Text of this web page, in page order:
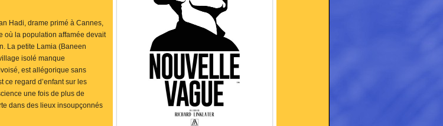
Hadi, drame primé à Cannes,
où la population affamée devait
La petite Lamia (Baneen
isolé manque
est allégorique sans
ce regard d’enfant sur les
une fois de plus de
dans des lieux insoupçonnés